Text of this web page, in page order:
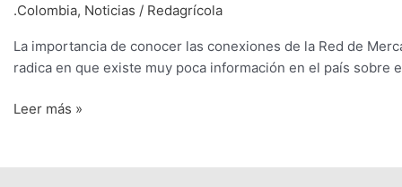
.Colombia, Noticias / Redagrícola
La importancia de conocer las conexiones de la Red de
radica en que existe muy poca información en el país sobre
Leer más »